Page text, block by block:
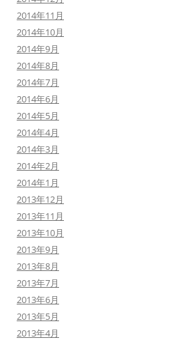
2014年11月
2014年10月
2014年9月
2014年8月
2014年7月
2014年6月
2014年5月
2014年4月
2014年3月
2014年2月
2014年1月
2013年12月
2013年11月
2013年10月
2013年9月
2013年8月
2013年7月
2013年6月
2013年5月
2013年4月